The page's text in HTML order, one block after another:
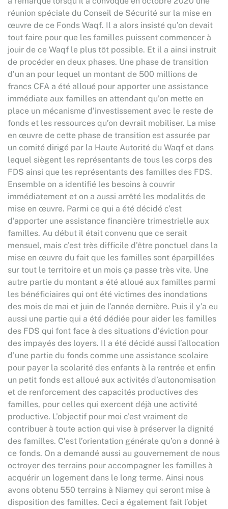
réunion spéciale du Conseil de Sécurité sur la mise en
œuvre de ce Fonds Waqf. Il a alors insisté qu’on devait
tout faire pour que les familles puissent commencer à
jouir de ce Waqf le plus tôt possible. Et il a ainsi instruit
de procéder en deux phases. Une phase de transition
d’un an pour lequel un montant de 500 millions de
francs CFA a été alloué pour apporter une assistance
immédiate aux familles en attendant qu’on mette en
place un mécanisme d’investissement avec le reste de
fonds et les ressources qu’on devrait mobiliser. La mise
en œuvre de cette phase de transition est assurée par
un comité dirigé par la Haute Autorité du Waqf et dans
lequel siègent les représentants de tous les corps des
FDS ainsi que les représentants des familles des FDS.
Ensemble on a identifié les besoins à couvrir
immédiatement et on a aussi arrêté les modalités de
mise en œuvre. Parmi ce qui a été décidé c’est
d’apporter une assistance financière trimestrielle aux
familles. Au début il était convenu que ce serait
mensuel, mais c’est très difficile d’être ponctuel dans la
mise en œuvre du fait que les familles sont éparpillées
sur tout le territoire et un mois ça passe très vite. Une
autre partie du montant a été alloué aux familles parmi
les bénéficiaires qui ont été victimes des inondations
des mois de mai et juin de l’année dernière. Puis il y’a eu
aussi une partie qui a été dédiée pour aider les familles
des FDS qui font face à des situations d’éviction pour
des impayés des loyers. Il a été décidé aussi l’allocation
d’une partie du fonds comme une assistance scolaire
pour payer la scolarité des enfants à la rentrée et enfin
un petit fonds est alloué aux activités d’autonomisation
et de renforcement des capacités productives des
familles, pour celles qui exercent déjà une activité
productive. L’objectif pour moi c’est vraiment de
contribuer à toute action qui vise à préserver la dignité
des familles. C’est l’orientation générale qu’on a donné à
ce fonds. On a demandé aussi au gouvernement de nous
octroyer des terrains pour accompagner les familles à
acquérir un logement dans le long terme. Ainsi nous
avons obtenu 550 terrains à Niamey qui seront mise à
disposition des familles. Ceci a également fait l’objet